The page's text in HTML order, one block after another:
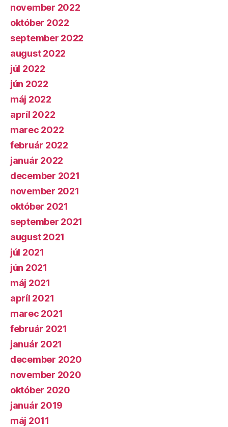
november 2022
október 2022
september 2022
august 2022
júl 2022
jún 2022
máj 2022
apríl 2022
marec 2022
február 2022
január 2022
december 2021
november 2021
október 2021
september 2021
august 2021
júl 2021
jún 2021
máj 2021
apríl 2021
marec 2021
február 2021
január 2021
december 2020
november 2020
október 2020
január 2019
máj 2011